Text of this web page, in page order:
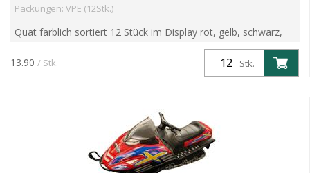
Packungen: VPE (12Stk.)
Quat farblich sortiert 12 Stück im Display rot, gelb, schwarz,
grün Pull Back Motor Metall und Kunststoff
Stk.
13.90 / Stk.